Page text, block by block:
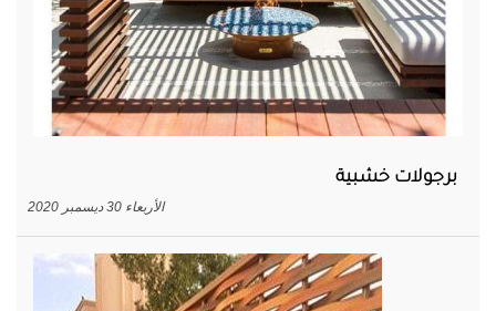
برجولات خشبية
الأربعاء 30 ديسمبر 2020